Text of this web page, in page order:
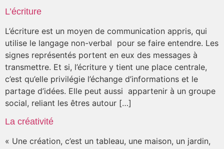
L’écriture
L’écriture est un moyen de communication appris, qui
utilise le langage non-verbal pour se faire entendre. Les
signes représentés portent en eux des messages à
transmettre. Et si, l’écriture y tient une place centrale,
c’est qu’elle privilégie l’échange d’informations et le
partage d’idées. Elle peut aussi appartenir à un groupe
social, reliant les êtres autour […]
La créativité
« Une création, c’est un tableau, une maison, un jardin,